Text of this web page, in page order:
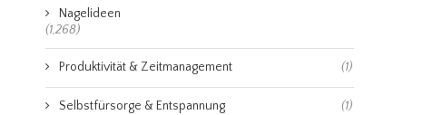
Nagelideen
(1,268)
Produktivität & Zeitmanagement (1)
Selbstfürsorge & Entspannung (1)